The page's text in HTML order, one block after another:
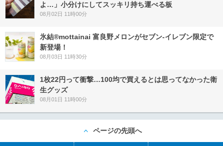
よ…」小分けにしてスッキリ持ち運べる板
08月02日 11時00分
氷結®mottainai 富良野メロンがセブン‐イレブン限定で
新登場！
08月03日 11時30分
1枚22円って衝撃…100均で買えるとは思ってなかった衛
生グッズ
08月01日 11時00分
ページの先頭へ